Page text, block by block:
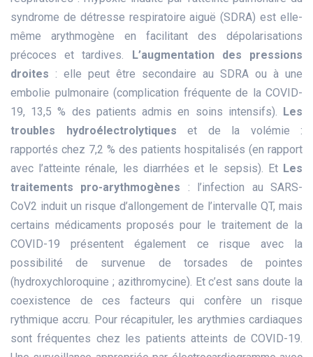
syndrome de détresse respiratoire aiguë (SDRA) est elle-
même arythmogène en facilitant des dépolarisations
précoces et tardives.
L’augmentation des pressions
droites : elle peut être secondaire au SDRA ou à une
embolie pulmonaire (complication fréquente de la COVID-
19, 13,5 % des patients admis en soins intensifs).
Les
troubles hydroélectrolytiques et de la volémie :
rapportés chez 7,2 % des patients hospitalisés (en rapport
avec l’atteinte rénale, les diarrhées et le sepsis). Et Les
traitements pro-arythmogènes : l’infection au SARS-
CoV2 induit un risque d’allongement de l’intervalle QT, mais
certains médicaments proposés pour le traitement de la
COVID-19 présentent également ce risque avec la
possibilité de survenue de torsades de pointes
(hydroxychloroquine ; azithromycine). Et c’est sans doute la
coexistence de ces facteurs qui confère un risque
rythmique accru. Pour récapituler, les arythmies cardiaques
sont fréquentes chez les patients atteints de COVID-19.